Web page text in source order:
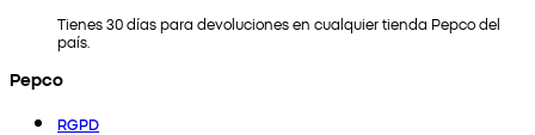
Tienes 30 días para devoluciones en cualquier tienda Pepco del
país.
Pepco
RGPD